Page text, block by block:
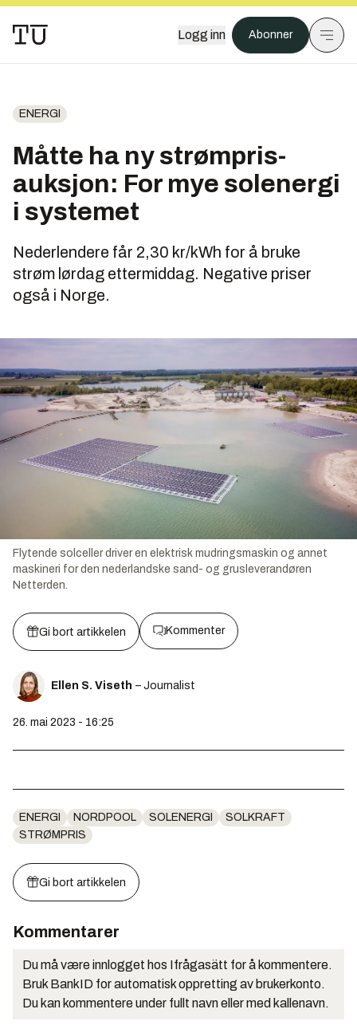
Logg inn Abonner
ENERGI
Måtte ha ny strømpris-
auksjon: For mye solenergi
i systemet
Nederlendere får 2,30 kr/kWh for å bruke
strøm lørdag ettermiddag. Negative priser
også i Norge.
Flytende solceller driver en elektrisk mudringsmaskin og annet
maskineri for den nederlandske sand- og grusleverandøren
Netterden.
Gi bort artikkelen Kommenter
Ellen S. Viseth – Journalist
26. mai 2023 - 16:25
ENERGI NORDPOOL SOLENERGI
SOLKRAFT
STRØMPRIS
Gi bort artikkelen
Kommentarer
Du må være innlogget hos Ifrågasätt for å kommentere.
Bruk BankID for automatisk oppretting av brukerkonto.
Du kan kommentere under fullt navn eller med kallenavn.